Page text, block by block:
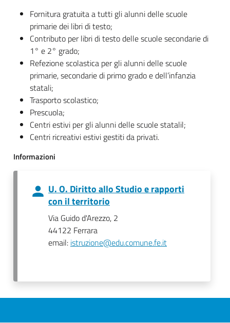
Fornitura gratuita a tutti gli alunni delle scuole
primarie dei libri di testo;
Contributo per libri di testo delle scuole secondarie di
1° e 2° grado;
Refezione scolastica per gli alunni delle scuole
primarie, secondarie di primo grado e dell’infanzia
statali;
Trasporto scolastico;
Prescuola;
Centri estivi per gli alunni delle scuole statalil;
Centri ricreativi estivi gestiti da privati.
Informazioni
U. O. Diritto allo Studio e rapporti
con il territorio
Via Guido d'Arezzo, 2
44122 Ferrara
email: istruzione@edu.comune.fe.it